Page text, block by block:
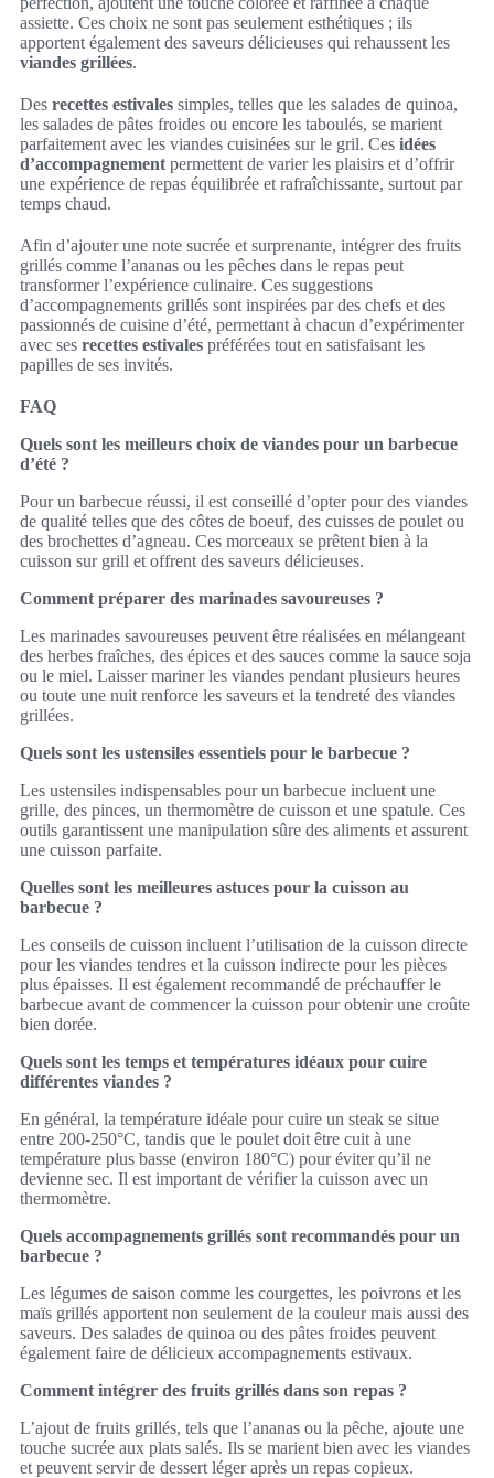
assiette. Ces choix ne sont pas seulement esthétiques ; ils
apportent également des saveurs délicieuses qui rehaussent les
viandes grillées.
Des recettes estivales simples, telles que les salades de quinoa,
les salades de pâtes froides ou encore les taboulés, se marient
parfaitement avec les viandes cuisinées sur le gril. Ces idées
d’accompagnement permettent de varier les plaisirs et d’offrir
une expérience de repas équilibrée et rafraîchissante, surtout par
temps chaud.
Afin d’ajouter une note sucrée et surprenante, intégrer des fruits
grillés comme l’ananas ou les pêches dans le repas peut
transformer l’expérience culinaire. Ces suggestions
d’accompagnements grillés sont inspirées par des chefs et des
passionnés de cuisine d’été, permettant à chacun d’expérimenter
avec ses recettes estivales préférées tout en satisfaisant les
papilles de ses invités.
FAQ
Quels sont les meilleurs choix de viandes pour un barbecue
d’été ?
Pour un barbecue réussi, il est conseillé d’opter pour des viandes
de qualité telles que des côtes de boeuf, des cuisses de poulet ou
des brochettes d’agneau. Ces morceaux se prêtent bien à la
cuisson sur grill et offrent des saveurs délicieuses.
Comment préparer des marinades savoureuses ?
Les marinades savoureuses peuvent être réalisées en mélangeant
des herbes fraîches, des épices et des sauces comme la sauce soja
ou le miel. Laisser mariner les viandes pendant plusieurs heures
ou toute une nuit renforce les saveurs et la tendreté des viandes
grillées.
Quels sont les ustensiles essentiels pour le barbecue ?
Les ustensiles indispensables pour un barbecue incluent une
grille, des pinces, un thermomètre de cuisson et une spatule. Ces
outils garantissent une manipulation sûre des aliments et assurent
une cuisson parfaite.
Quelles sont les meilleures astuces pour la cuisson au
barbecue ?
Les conseils de cuisson incluent l’utilisation de la cuisson directe
pour les viandes tendres et la cuisson indirecte pour les pièces
plus épaisses. Il est également recommandé de préchauffer le
barbecue avant de commencer la cuisson pour obtenir une croûte
bien dorée.
Quels sont les temps et températures idéaux pour cuire
différentes viandes ?
En général, la température idéale pour cuire un steak se situe
entre 200-250°C, tandis que le poulet doit être cuit à une
température plus basse (environ 180°C) pour éviter qu’il ne
devienne sec. Il est important de vérifier la cuisson avec un
thermomètre.
Quels accompagnements grillés sont recommandés pour un
barbecue ?
Les légumes de saison comme les courgettes, les poivrons et les
maïs grillés apportent non seulement de la couleur mais aussi des
saveurs. Des salades de quinoa ou des pâtes froides peuvent
également faire de délicieux accompagnements estivaux.
Comment intégrer des fruits grillés dans son repas ?
L’ajout de fruits grillés, tels que l’ananas ou la pêche, ajoute une
touche sucrée aux plats salés. Ils se marient bien avec les viandes
et peuvent servir de dessert léger après un repas copieux.